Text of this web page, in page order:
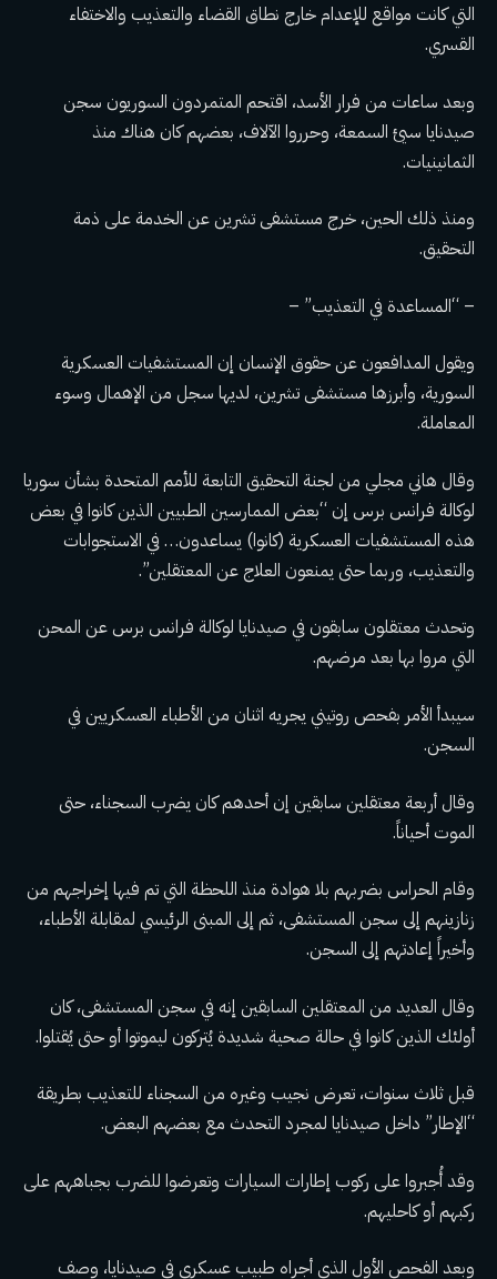
التي كانت مواقع للإعدام خارج نطاق القضاء والتعذيب والاختفاء
القسري.
وبعد ساعات من فرار الأسد، اقتحم المتمردون السوريون سجن
صيدنايا سيئ السمعة، وحرروا الآلاف، بعضهم كان هناك منذ
الثمانينيات.
ومنذ ذلك الحين، خرج مستشفى تشرين عن الخدمة على ذمة
التحقيق.
– “المساعدة في التعذيب” –
ويقول المدافعون عن حقوق الإنسان إن المستشفيات العسكرية
السورية، وأبرزها مستشفى تشرين، لديها سجل من الإهمال وسوء
المعاملة.
وقال هاني مجلي من لجنة التحقيق التابعة للأمم المتحدة بشأن سوريا
لوكالة فرانس برس إن “بعض الممارسين الطبيين الذين كانوا في بعض
هذه المستشفيات العسكرية (كانوا) يساعدون… في الاستجوابات
والتعذيب، وربما حتى يمنعون العلاج عن المعتقلين”.
وتحدث معتقلون سابقون في صيدنايا لوكالة فرانس برس عن المحن
التي مروا بها بعد مرضهم.
سيبدأ الأمر بفحص روتيني يجريه اثنان من الأطباء العسكريين في
السجن.
وقال أربعة معتقلين سابقين إن أحدهم كان يضرب السجناء، حتى
الموت أحياناً.
وقام الحراس بضربهم بلا هوادة منذ اللحظة التي تم فيها إخراجهم من
زنازينهم إلى سجن المستشفى، ثم إلى المبنى الرئيسي لمقابلة الأطباء،
وأخيراً إعادتهم إلى السجن.
وقال العديد من المعتقلين السابقين إنه في سجن المستشفى، كان
أولئك الذين كانوا في حالة صحية شديدة يُتركون ليموتوا أو حتى يُقتلوا.
قبل ثلاث سنوات، تعرض نجيب وغيره من السجناء للتعذيب بطريقة
“الإطار” داخل صيدنايا لمجرد التحدث مع بعضهم البعض.
وقد أُجبروا على ركوب إطارات السيارات وتعرضوا للضرب بجباههم على
ركبهم أو كاحليهم.
وبعد الفحص الأول الذي أجراه طبيب عسكري في صيدنايا، وصف